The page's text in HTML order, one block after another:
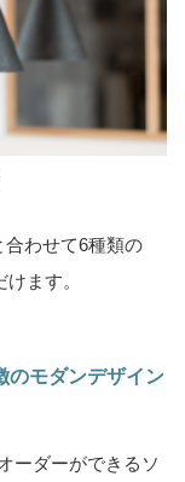
わせて6種類の
ます。
のモダンデザイン
ーダーができるソ